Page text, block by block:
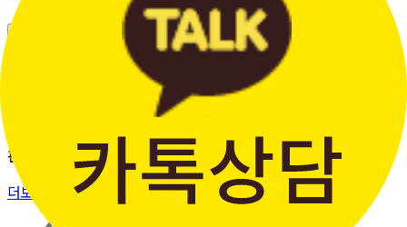
간단한 가입 프로세스 & 편리한
판매 시스템
더보기 >